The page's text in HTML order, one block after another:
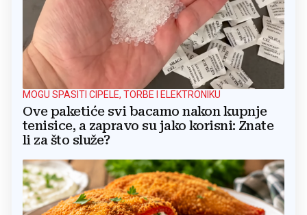
MOGU SPASITI CIPELE, TORBE I ELEKTRONIKU
Ove paketiće svi bacamo nakon kupnje
tenisice, a zapravo su jako korisni: Znate
li za što služe?